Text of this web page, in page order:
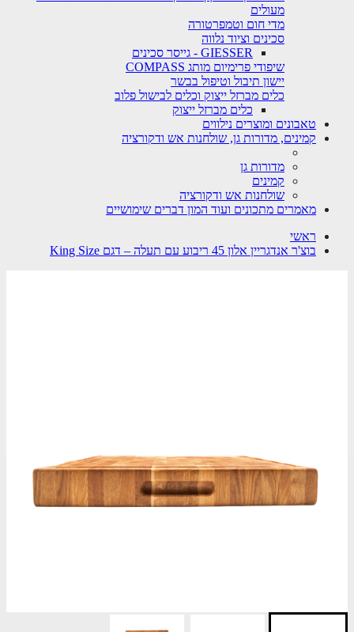
מעולים
מדי חום וטמפרטורה
סכינים וציוד נלווה
GIESSER - גייסר סכינים
שיפודי פרימיום מותג COMPASS
יישון תיבול וטיפול בבשר
כלים מברזל ייצוק וכלים לבישול פלוב
כלים מברזל ייצוק
טאבונים ומוצרים נילווים
קמינים, מדורות גן, שולחנות אש ודקורציה
מדורות גן
קמינים
שולחנות אש ודקורציה
מאמרים מתכונים ועוד המון דברים שימושיים
ראשי
בוצ'ר אנדגריין אלון 45 ריבוע עם תעלה – דגם King Size